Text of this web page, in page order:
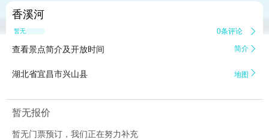
香溪河
暂无点评 0条评论 
查看景点简介及开放时间 简介 
湖北省宜昌市兴山县 地图 
暂无报价
暂无门票预订，我们正在努力补充